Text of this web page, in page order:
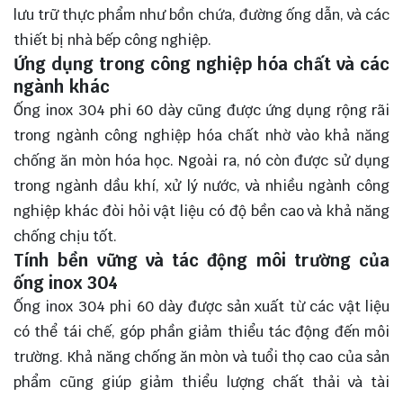
lưu trữ thực phẩm như bồn chứa, đường ống dẫn, và các
thiết bị nhà bếp công nghiệp.
Ứng dụng trong công nghiệp hóa chất và các
ngành khác
Ống inox 304 phi 60 dày cũng được ứng dụng rộng rãi
trong ngành công nghiệp hóa chất nhờ vào khả năng
chống ăn mòn hóa học. Ngoài ra, nó còn được sử dụng
trong ngành dầu khí, xử lý nước, và nhiều ngành công
nghiệp khác đòi hỏi vật liệu có độ bền cao và khả năng
chống chịu tốt.
Tính bền vững và tác động môi trường của
ống inox 304
Ống inox 304 phi 60 dày được sản xuất từ các vật liệu
có thể tái chế, góp phần giảm thiểu tác động đến môi
trường. Khả năng chống ăn mòn và tuổi thọ cao của sản
phẩm cũng giúp giảm thiểu lượng chất thải và tài